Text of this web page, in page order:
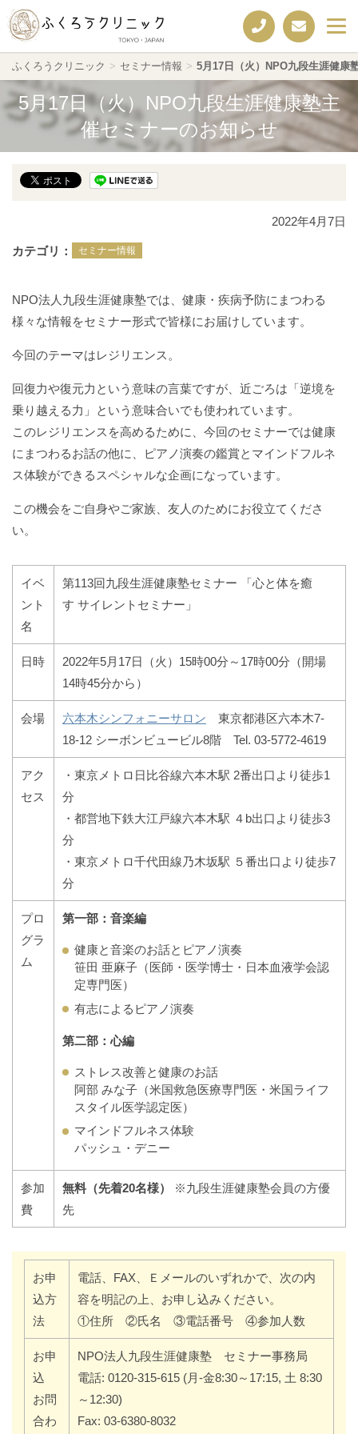
ふくろうクリニック > セミナー情報 > 5月17日（火）NPO九段生涯健康
5月17日（火）NPO九段生涯健康塾主
催セミナーのお知らせ
2022年4月7日
カテゴリ セミナー情報
NPO法人九段生涯健康塾では、健康・疾病予防にまつわる
様々な情報をセミナー形式で皆様にお届けしています。
今回のテーマはレジリエンス。
回復力や復元力という意味の言葉ですが、近ごろは「逆境を
乗り越える力」という意味合いでも使われています。
このレジリエンスを高めるために、今回のセミナーでは健康
にまつわるお話の他に、ピアノ演奏の鑑賞とマインドフルネ
ス体験ができるスペシャルな企画になっています。
この機会をご自身やご家族、友人のためにお役立てくださ
い。
イベ
ント
名
第113回九段生涯健康塾セミナー 「心と体を癒
す サイレントセミナー」
日時
2022年5月17日（火）15時00分～17時00分（開場
14時45分から）
会場 六本木シンフォニーサロン 東京都港区六本木7-
18-12 シーボンビュービル8階 Tel. 03-5772-4619
アク
セス
・東京メトロ日比谷線六本木駅 2番出口より徒歩1
分
・都営地下鉄大江戸線六本木駅 ４b出口より徒歩3
分
・東京メトロ千代田線乃木坂駅 ５番出口より徒歩7
分
プロ
グラ
ム
第一部：音楽編
健康と音楽のお話とピアノ演奏
笹田 亜麻子（医師・医学博士・日本血液学会認
定専門医）
有志によるピアノ演奏
第二部：心編
ストレス改善と健康のお話
阿部 みな子（米国救急医療専門医・米国ライフ
スタイル医学認定医）
マインドフルネス体験
パッシュ・デニー
参加
費
無料（先着20名様）
※九段生涯健康塾会員の方優
先
お申
込方
法
電話、FAX、Ｅメールのいずれかで、次の内
容を明記の上、お申し込みください。
①住所 ②氏名 ③電話番号 ④参加人数
お申
込
お問
合わ
NPO法人九段生涯健康塾 セミナー事務局
電話: 0120-315-615 (月-金8:30～17:15, 土 8:30
～12:30)
Fax: 03-6380-8032